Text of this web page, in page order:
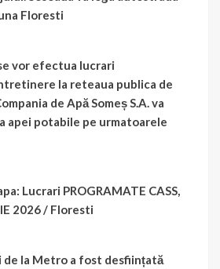
Floresti
vor efectua lucrari
la reteaua publica de
de Apă Someș S.A. va
apei potabile pe urmatoarele
Lucrari PROGRAMATE CASS,
2026 / Floresti
la Metro a fost desființată